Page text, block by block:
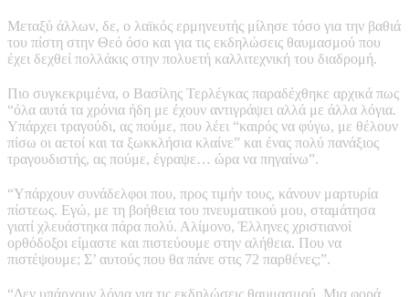
Μεταξύ άλλων, δε, ο λαϊκός ερμηνευτής μίλησε τόσο για την βαθιά
του πίστη στην Θεό όσο και για τις εκδηλώσεις θαυμασμού που
έχει δεχθεί πολλάκις στην πολυετή καλλιτεχνική του διαδρομή.
Πιο συγκεκριμένα, ο Βασίλης Τερλέγκας παραδέχθηκε αρχικά πως
“όλα αυτά τα χρόνια ήδη με έχουν αντιγράψει αλλά με άλλα λόγια.
Υπάρχει τραγούδι, ας πούμε, που λέει “καιρός να φύγω, με θέλουν
πίσω οι αετοί και τα ξωκκλήσια κλαίνε” και ένας πολύ πανάξιος
τραγουδιστής, ας πούμε, έγραψε… ώρα να πηγαίνω”.
“Υπάρχουν συνάδελφοι που, προς τιμήν τους, κάνουν μαρτυρία
πίστεως. Εγώ, με τη βοήθεια του πνευματικού μου, σταμάτησα
γιατί χλευάστηκα πάρα πολύ. Αλίμονο, Έλληνες χριστιανοί
ορθόδοξοι είμαστε και πιστεύουμε στην αλήθεια. Που να
πιστέψουμε; Σ’ αυτούς που θα πάνε στις 72 παρθένες;”.
“Δεν υπάρχουν λόγια για τις εκδηλώσεις θαυμασμού. Μια φορά